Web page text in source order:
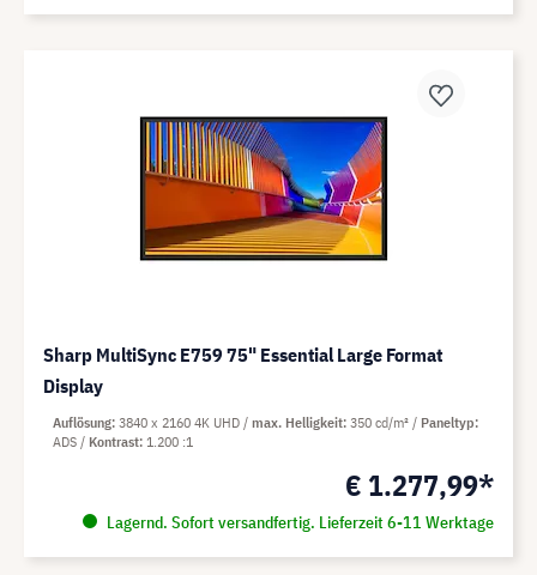
Sharp MultiSync E759 75" Essential Large Format
Display
€ 1.277,99*
Lagernd. Sofort versandfertig. Lieferzeit 6-11 Werktage
Auflösung 3840 x 2160 4K UHD max. Helligkeit 350 cd/m²
Paneltyp
ADS
Kontrast 1.200 :1